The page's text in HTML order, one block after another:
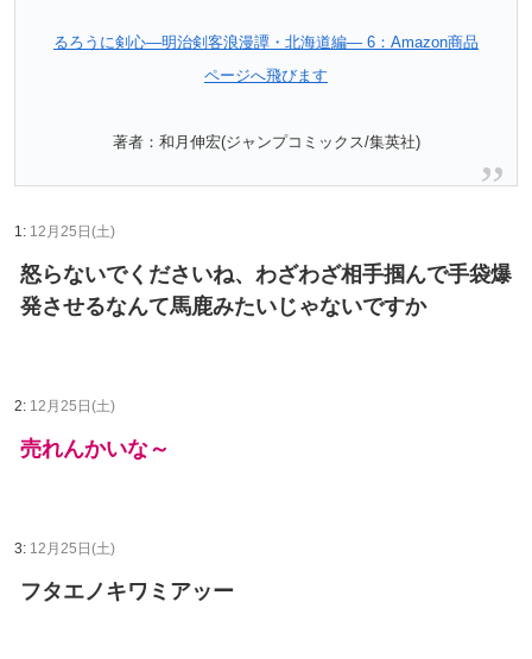
るろうに剣心―明治剣客浪漫譚・北海道編― 6：Amazon商品
ページへ飛びます
著者：和月伸宏(ジャンプコミックス/集英社)
1: 12月25日(土)
怒らないでくださいね、わざわざ相手掴んで手袋爆
発させるなんて馬鹿みたいじゃないですか
2: 12月25日(土)
売れんかいな～
3: 12月25日(土)
フタエノキワミアッー